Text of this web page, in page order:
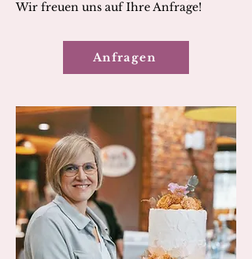
Wir freuen uns auf Ihre Anfrage!
Anfragen